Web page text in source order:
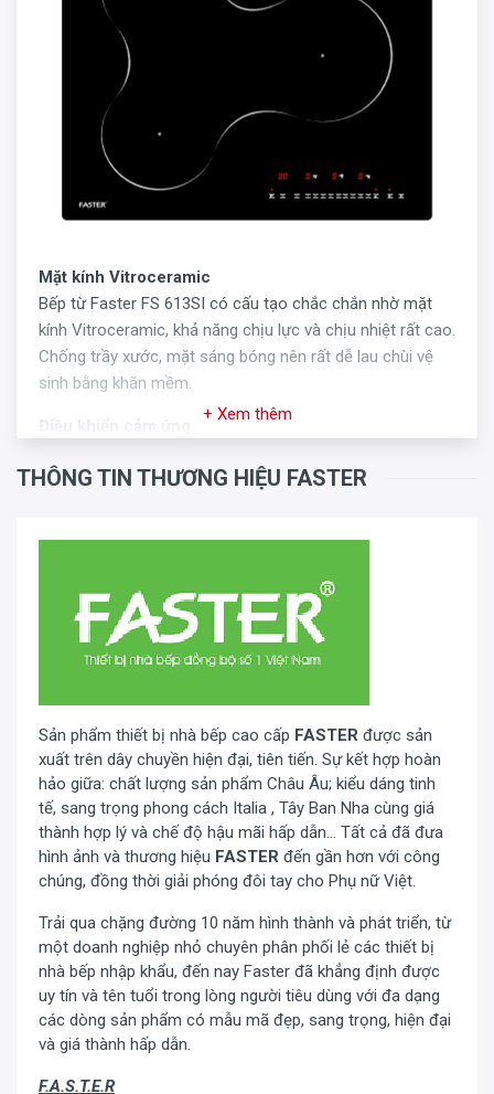
Mặt kính Vitroceramic
Bếp từ Faster FS 613SI có cấu tạo chắc chắn nhờ mặt
kính Vitroceramic, khả năng chịu lực và chịu nhiệt rất cao.
Chống trầy xước, mặt sáng bóng nên rất dễ lau chùi vệ
sinh bằng khăn mềm.
Điều khiển cảm ứng
hợp với tất cả món ăn cần chế biến. Dễ dàng điều chỉnh
Chức năng Booster
Bạn cũng có thể thúc đẩy quá trình nấu nhanh hơn bằng
cách kích hoạt chức năng Booster. Chức năng này giúp
1800W lên 2000W và lò trái dưới 1200W lên 1600W.
Đa dạng tính năng thông minh
Tính năng tạm dựng rất tiện lợi khi bạn muốn tạm dừng
quá trình nấu, chỉ cần chọn lại tính năng này mọi công
suất thời gian đã cài đặt trước đó sẽ hoạt động tiếp tục.
thực phẩm thì chọn chức năng hâm nóng, bếp sẽ hoạt
động ở mức công suất thấp, hạn chế bị cháy khét.
Bếp còn có khả năng chống trào và đặt biệt hơn khi có
tính năng khóa bàn phím đảm bảo cho các chức năng
không bị thay đổi ngoài mong muốn.
+ Xem thêm
THÔNG TIN THƯƠNG HIỆU FASTER
Sản phẩm thiết bị nhà bếp cao cấp FASTER được sản
xuất trên dây chuyền hiện đại, tiên tiến. Sự kết hợp hoàn
hảo giữa: chất lượng sản phẩm Châu Âu; kiểu dáng tinh
tế, sang trọng phong cách Italia , Tây Ban Nha cùng giá
thành hợp lý và chế độ hậu mãi hấp dẫn… Tất cả đã đưa
hình ảnh và thương hiệu FASTER đến gần hơn với công
chúng, đồng thời giải phóng đôi tay cho Phụ nữ Việt.
Trải qua chặng đường 10 năm hình thành và phát triển, từ
một doanh nghiệp nhỏ chuyên phân phối lẻ các thiết bị
nhà bếp nhập khẩu, đến nay Faster đã khẳng định được
uy tín và tên tuổi trong lòng người tiêu dùng với đa dạng
các dòng sản phẩm có mẫu mã đẹp, sang trọng, hiện đại
và giá thành hấp dẫn.
F.A.S.T.E.R